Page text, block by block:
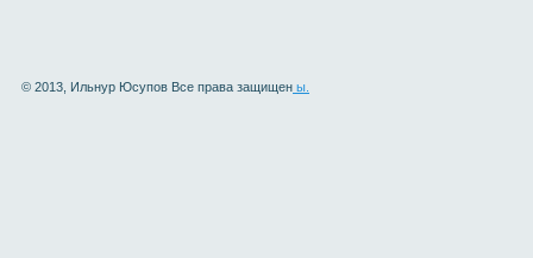
© 2013, Ильнур Юсупов Все права защищен ы.